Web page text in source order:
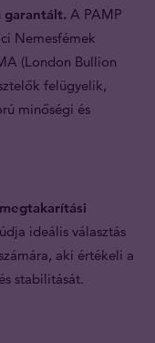
garantált. A PAMP
Nemesfémek
(London Bullion
felügyelik,
minőségi és
ideális választás
aki értékeli a
stabilitását.